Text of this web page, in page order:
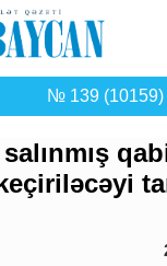
№ 139 (10159)